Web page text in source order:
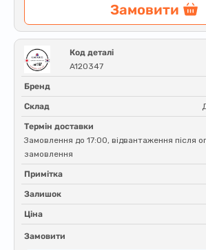
Замовити
Код деталі
A120347
Бренд
Склад
Термін доставки
Замовлення до 17:00, відвантаження після
замовлення
Примітка
Залишок
Ціна
Замовити